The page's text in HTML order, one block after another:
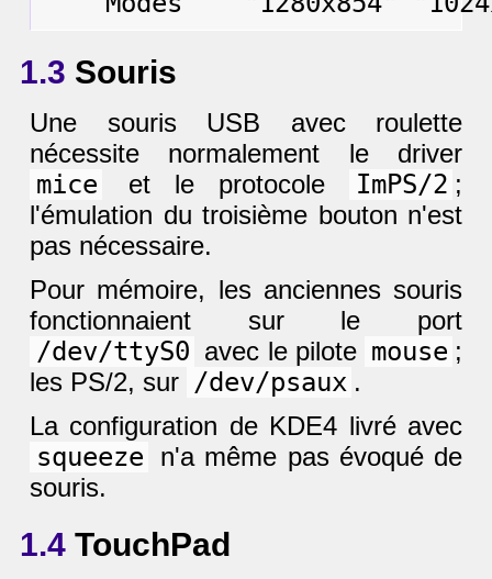
1.3 Souris
Une souris USB avec roulette
nécessite normalement le driver
mice et le protocole ImPS/2 ;
l'émulation du troisième bouton n'est
pas nécessaire.
Pour mémoire, les anciennes souris
fonctionnaient sur le port
/dev/ttyS0 avec le pilote mouse ;
les PS/2, sur /dev/psaux .
La configuration de KDE4 livré avec
squeeze
n'a même pas évoqué de
souris.
1.4 TouchPad